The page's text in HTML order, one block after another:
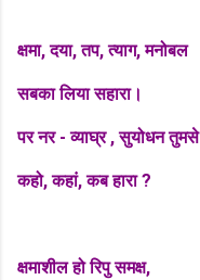
क्षमा, दया, तप, त्याग, मनोबल
सबका लिया सहारा।
पर नर - व्याघ्र , सुयोधन तुमसे
कहो, कहां, कब हारा ?
क्षमाशील हो रिपु समक्ष,